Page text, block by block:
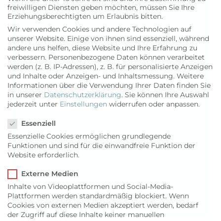
„In 94 Minuten
erzählt der Film
kurzweilig und
einfühlsam, was
das Leben auf der
besonders
Sylter Rundschau
freiwilligen Diensten geben möchten, müssen Sie Ihre
Erziehungsberechtigten um Erlaubnis bitten.
Wir verwenden Cookies und andere Technologien auf
unserer Website. Einige von ihnen sind essenziell, während
andere uns helfen, diese Website und Ihre Erfahrung zu
verbessern. Personenbezogene Daten können verarbeitet
werden (z. B. IP-Adressen), z. B. für personalisierte Anzeigen
und Inhalte oder Anzeigen- und Inhaltsmessung. Weitere
Informationen über die Verwendung Ihrer Daten finden Sie
in unserer Datenschutzerklärung. Sie können Ihre Auswahl
jederzeit unter Einstellungen widerrufen oder anpassen.
Essenziell
Essenzielle Cookies ermöglichen grundlegende
Funktionen und sind für die einwandfreie Funktion der
Website erforderlich.
Externe Medien
Inhalte von Videoplattformen und Social-Media-
Plattformen werden standardmäßig blockiert. Wenn
Cookies von externen Medien akzeptiert werden, bedarf
der Zugriff auf diese Inhalte keiner manuellen